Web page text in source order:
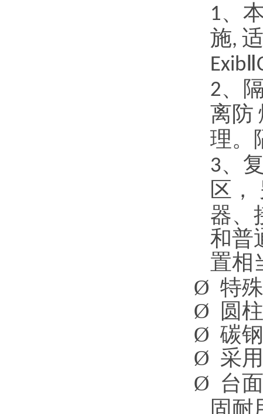
1、
施,
Exib
2、
离防
理。
3、
区，
器、
和普
置相
Ø 特
Ø
圆
Ø 碳
Ø 采用
Ø 台
固耐